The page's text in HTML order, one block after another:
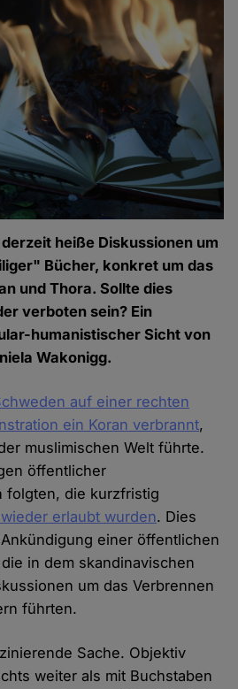
heiße Diskussionen um
Bücher, konkret um das
und Thora. Sollte dies
verboten sein? Ein
humanistischer Sicht von
Wakonigg.
auf einer rechten
ein Koran verbrannt,
muslimischen Welt führte.
öffentlicher
folgten, die kurzfristig
erlaubt wurden. Dies
einer öffentlichen
in dem skandinavischen
um das Verbrennen
führten.
Sache. Objektiv
weiter als mit Buchstaben